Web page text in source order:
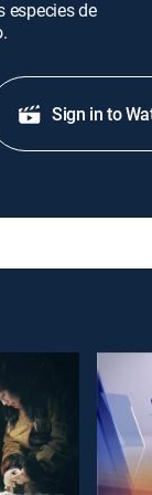
especies de
Sign in to